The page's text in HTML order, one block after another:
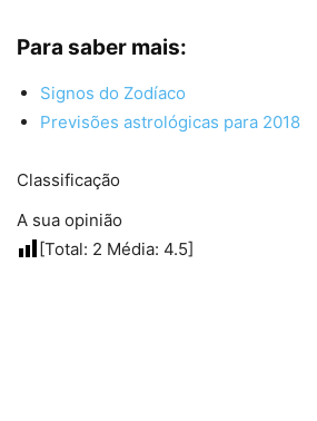
Para saber mais:
Signos do Zodíaco
Previsões astrológicas para 2018
Classificação
A sua opinião
[Total: 2 Média: 4.5]